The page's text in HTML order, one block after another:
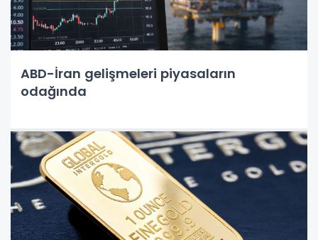
ABD-İran gelişmeleri piyasaların
odağında